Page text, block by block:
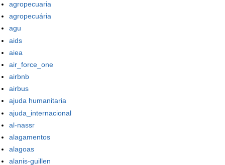
agropecuaria
agropecuária
agu
aids
aiea
air_force_one
airbnb
airbus
ajuda humanitaria
ajuda_internacional
al-nassr
alagamentos
alagoas
alanis-guillen